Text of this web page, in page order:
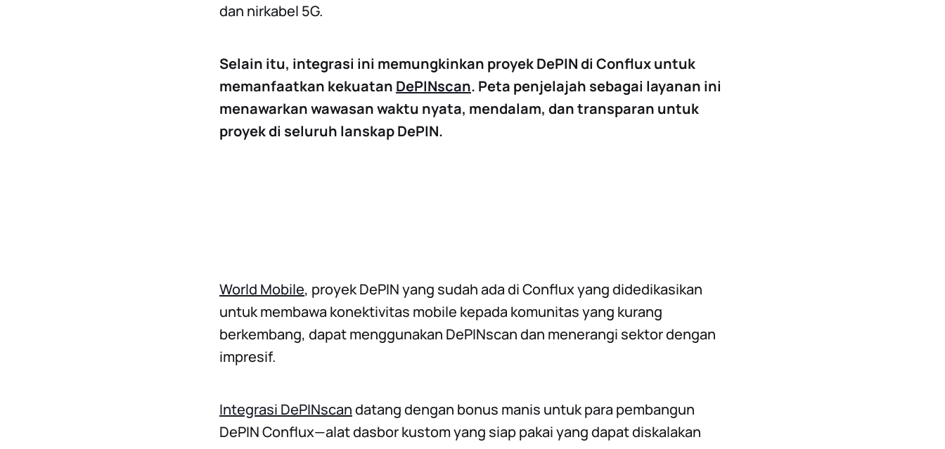
dan nirkabel 5G.
Selain itu, integrasi ini memungkinkan proyek DePIN di Conflux untuk
memanfaatkan kekuatan DePINscan. Peta penjelajah sebagai layanan ini
menawarkan wawasan waktu nyata, mendalam, dan transparan untuk
proyek di seluruh lanskap DePIN.
World Mobile, proyek DePIN yang sudah ada di Conflux yang didedikasikan
untuk membawa konektivitas mobile kepada komunitas yang kurang
berkembang, dapat menggunakan DePINscan dan menerangi sektor dengan
impresif.
Integrasi DePINscandatang dengan bonus manis untuk para pembangun
DePIN Conflux—alat dasbor kustom yang siap pakai yang dapat diskalakan